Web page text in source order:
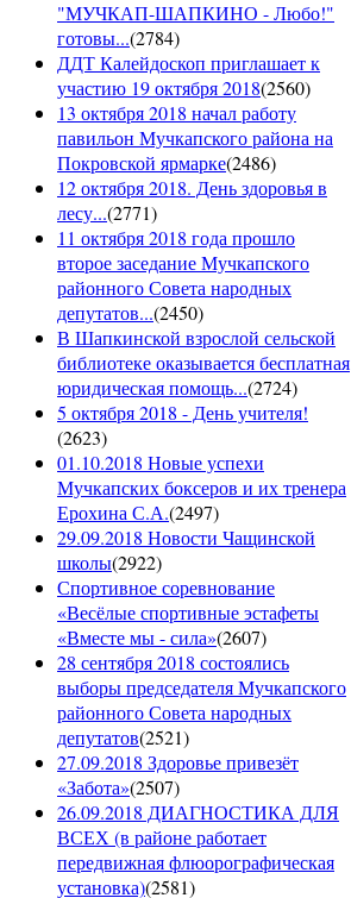
"МУЧКАП-ШАПКИНО - Любо!"
готовы...(2784)
ДДТ Калейдоскоп приглашает к
участию 19 октября 2018(2560)
13 октября 2018 начал работу
павильон Мучкапского района на
Покровской ярмарке(2486)
12 октября 2018. День здоровья в
лесу...(2771)
11 октября 2018 года прошло
второе заседание Мучкапского
районного Совета народных
депутатов...(2450)
В Шапкинской взрослой сельской
библиотеке оказывается бесплатная
юридическая помощь...(2724)
5 октября 2018 - День учителя!
(2623)
01.10.2018 Новые успехи
Мучкапских боксеров и их тренера
Ерохина С.А.(2497)
29.09.2018 Новости Чащинской
школы(2922)
Спортивное соревнование
«Весёлые спортивные эстафеты
«Вместе мы - сила»(2607)
28 сентября 2018 состоялись
выборы председателя Мучкапского
районного Совета народных
депутатов(2521)
27.09.2018 Здоровье привезёт
«Забота»(2507)
26.09.2018 ДИАГНОСТИКА ДЛЯ
ВСЕХ (в районе работает
передвижная флюорографическая
установка)(2581)